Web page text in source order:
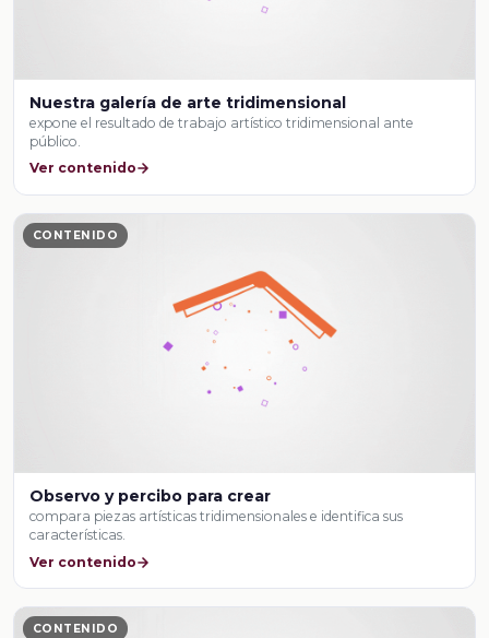
Nuestra galería de arte tridimensional
expone el resultado de trabajo artístico tridimensional ante
público.
Ver contenido
CONTENIDO
Observo y percibo para crear
compara piezas artísticas tridimensionales e identifica sus
características.
Ver contenido
CONTENIDO